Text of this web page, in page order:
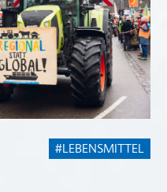
#LEBENSMITTEL